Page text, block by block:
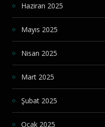
Haziran 2025
Mayıs 2025
Nisan 2025
Mart 2025
Şubat 2025
Ocak 2025